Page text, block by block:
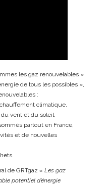
les gaz renouvelables »
de tous les possibles »,
:
climatique,
vent et du soleil,
partout en France,
et de nouvelles
de GRTgaz « Les gaz
potentiel d’énergie